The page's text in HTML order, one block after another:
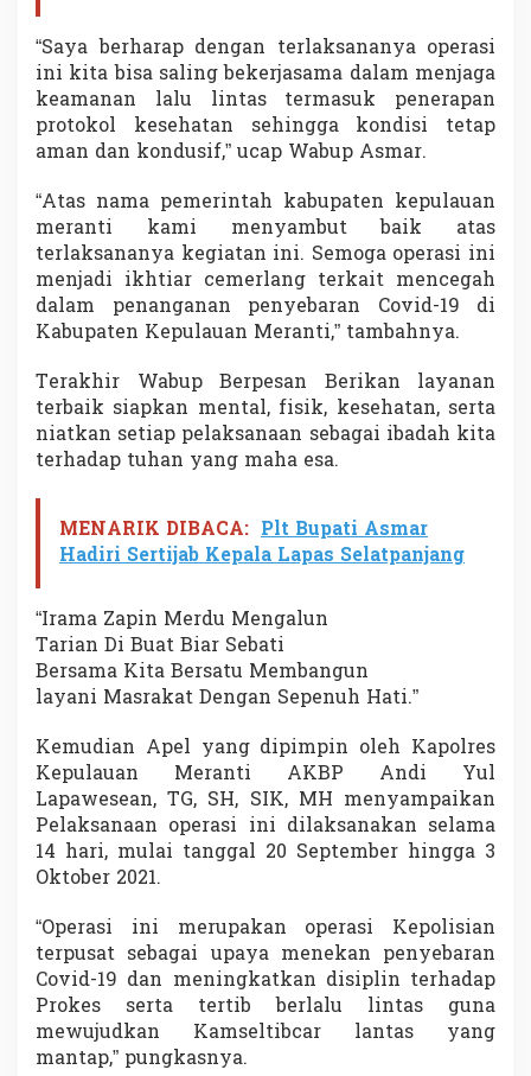
n
g
K
u
n
g
“Saya berharap dengan terlaksananya operasi
ini kita bisa saling bekerjasama dalam menjaga
keamanan lalu lintas termasuk penerapan
protokol kesehatan sehingga kondisi tetap
aman dan kondusif,” ucap Wabup Asmar.
“Atas nama pemerintah kabupaten kepulauan
meranti kami menyambut baik atas
terlaksananya kegiatan ini. Semoga operasi ini
menjadi ikhtiar cemerlang terkait mencegah
dalam penanganan penyebaran Covid-19 di
Kabupaten Kepulauan Meranti,” tambahnya.
Terakhir Wabup Berpesan Berikan layanan
terbaik siapkan mental, fisik, kesehatan, serta
niatkan setiap pelaksanaan sebagai ibadah kita
terhadap tuhan yang maha esa.
MENARIK DIBACA: Plt Bupati Asmar
Hadiri Sertijab Kepala Lapas Selatpanjang
“Irama Zapin Merdu Mengalun
Tarian Di Buat Biar Sebati
Bersama Kita Bersatu Membangun
layani Masrakat Dengan Sepenuh Hati.”
Kemudian Apel yang dipimpin oleh Kapolres
Kepulauan Meranti AKBP Andi Yul
Lapawesean, TG, SH, SIK, MH menyampaikan
Pelaksanaan operasi ini dilaksanakan selama
14 hari, mulai tanggal 20 September hingga 3
Oktober 2021.
“Operasi ini merupakan operasi Kepolisian
terpusat sebagai upaya menekan penyebaran
Covid-19 dan meningkatkan disiplin terhadap
Prokes serta tertib berlalu lintas guna
mewujudkan Kamseltibcar lantas yang
mantap,” pungkasnya.